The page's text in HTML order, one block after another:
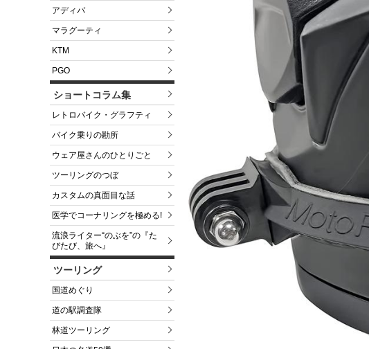
アディバ
マラグーティ
KTM
PGO
ショートコラム集
レトロバイク・グラフティ
バイク乗りの勘所
ウェア屋さんのひとりごと
ツーリングのつぼ
カスタムの真面目な話
医学でコーナリングを極める!
流浪ライター“のぶを”の『た
びたび、旅へ』
ツーリング
国道めぐり
道の駅調査隊
林道ツーリング